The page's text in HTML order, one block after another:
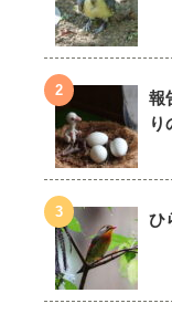
報
り
ひ